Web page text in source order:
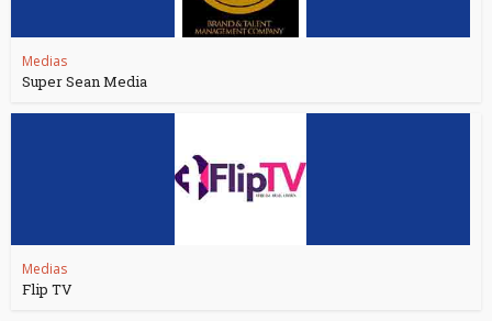
Medias
Super Sean Media
Medias
Flip TV